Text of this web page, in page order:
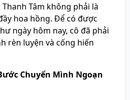
Tâm không phải là
hoa hồng. Để có được
ngày hôm nay, cô đã phải
rèn luyện và cống hiến
Chuyển Mình Ngoạn